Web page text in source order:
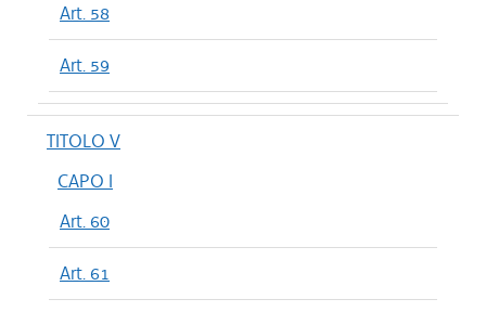
Art. 58
Art. 59
TITOLO V
CAPO I
Art. 60
Art. 61